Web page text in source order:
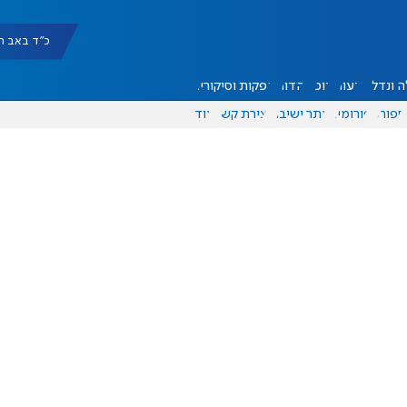
כ"ד באב תשפ"ו
ונדל"ן דעות אוכל יהדות הפקות וסיקורים
ספורט פורומים אתר ישיבה יצירת קשר עוד